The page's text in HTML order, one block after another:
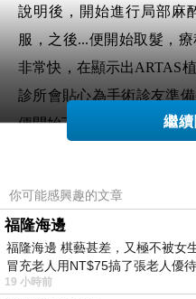
說明後，開始進行局部麻
服，之後...便開始取髮，
非常快，在顯示出ARTAS
診所會貼心為手術診友準
便開始下一階段－『種髮』
全程我是躺在長椅上，非
沒有絲毫的不適，經醫師
完成後，護理人員會詳細
我的狀況是ok的，就可離開
繼
你可能感興趣的文章
福隆海邊
福隆海邊 棋藝甚差，又極不被女
冒充老人用NT$75搞了張老人優
19 小時前